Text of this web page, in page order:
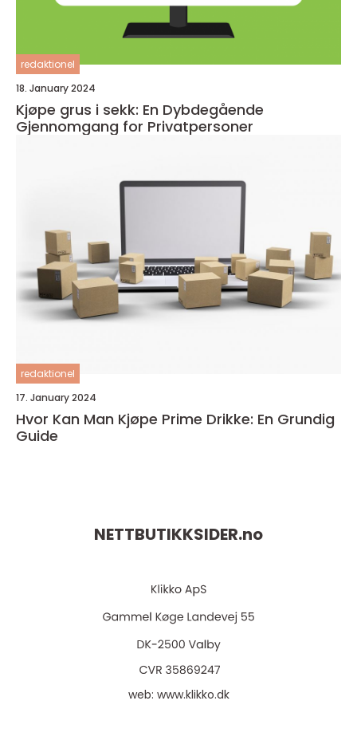
redaktionel
18. January 2024
Kjøpe grus i sekk: En Dybdegående
Gjennomgang for Privatpersoner
redaktionel
17. January 2024
Hvor Kan Man Kjøpe Prime Drikke: En Grundig
Guide
NETTBUTIKKSIDER.no
web: www.klikko.dk